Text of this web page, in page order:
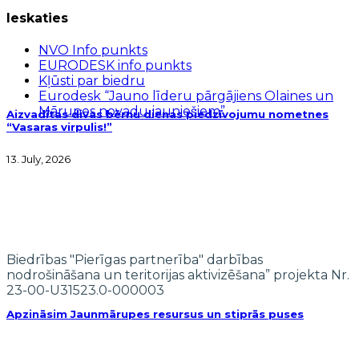
Aizvadītas divas bērnu dienas piedzīvojumu nometnes
“Vasaras virpulis!”
13. July, 2026
Apzināsim Jaunmārupes resursus un stiprās puses
Ieskaties
NVO Info punkts
EURODESK info punkts
Kļūsti par biedru
Eurodesk “Jauno līderu pārgājiens Olaines un
Mārupes novadu jauniešiem”
Biedrības "Pierīgas partnerība" darbības
nodrošināšana un teritorijas aktivizēšana” projekta Nr.
23-00-U31523.0-000003